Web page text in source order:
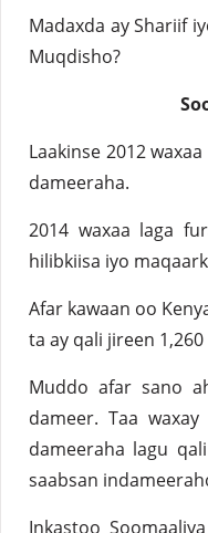
Madaxda ay Shariif
Muqdisho?
Laakinse 2012
dameeraha.
2014 waxaa laga
hilibkiisa iyo
Afar kawaan oo
ta ay qali jireen
Muddo afar sano
dameer. Taa
dameeraha lagu
saabsan
Inkastoo